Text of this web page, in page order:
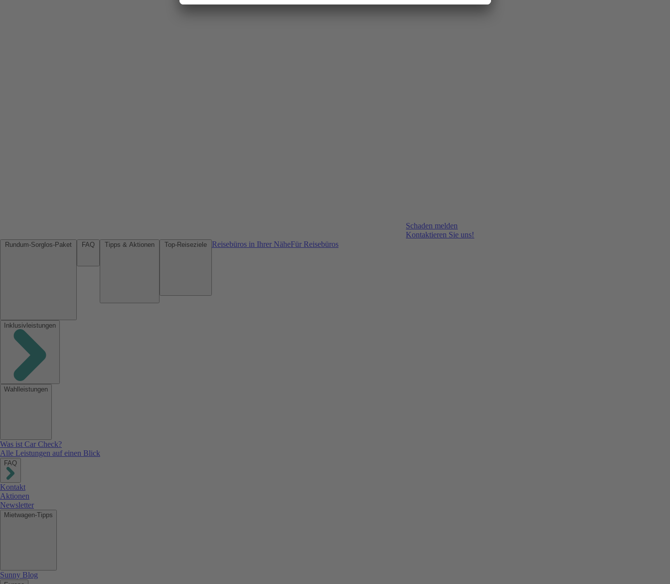
Schaden melden
Kontaktieren Sie uns!
Reisebüros in Ihrer NäheFür Reisebüros
Inklusivleistungen
Wahlleistungen
Was ist Car Check?
Alle Leistungen auf einen Blick
FAQ
Kontakt
Aktionen
Newsletter
Mietwagen-Tipps
Sunny Blog